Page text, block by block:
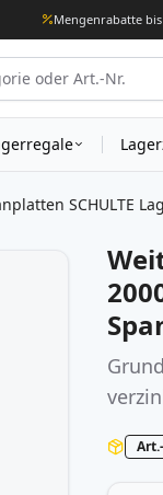
Mengenrabatte bis
SCHULTE